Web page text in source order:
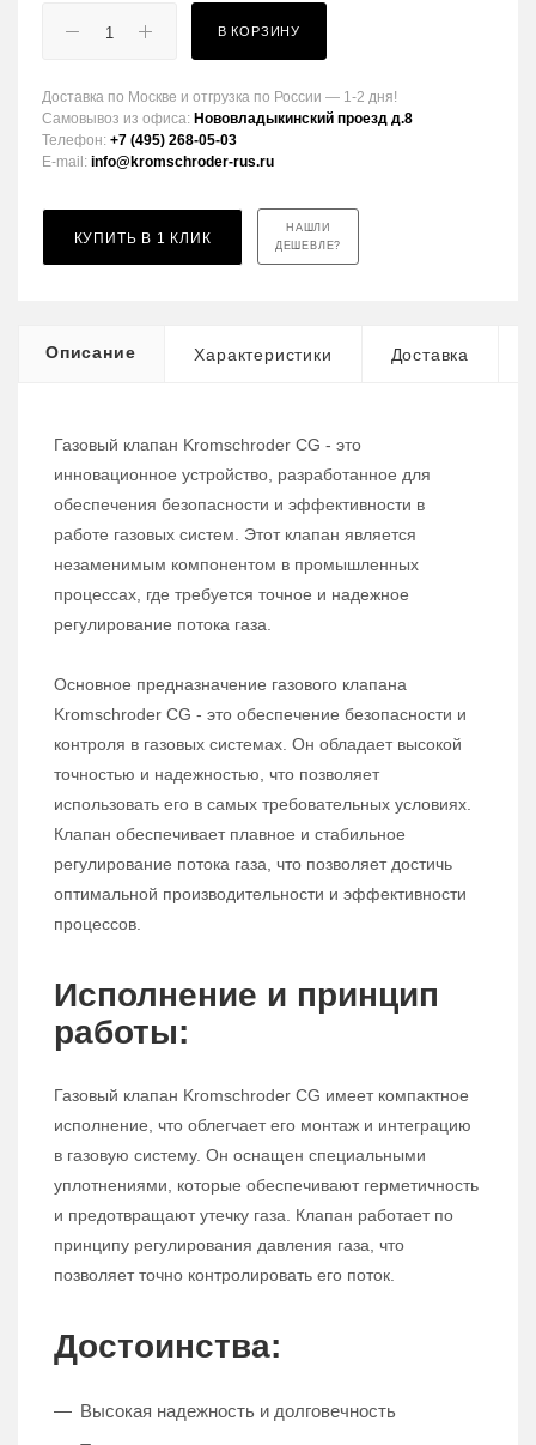
В КОРЗИНУ
Доставка по Москве и отгрузка по России — 1-2 дня!
Самовывоз из офиса: Нововладыкинский проезд д.8
Телефон: +7 (495) 268-05-03
E-mail: info@kromschroder-rus.ru
КУПИТЬ В 1 КЛИК
НАШЛИ
ДЕШЕВЛЕ?
Описание Характеристики Доставка
Газовый клапан Kromschroder CG - это
инновационное устройство, разработанное для
обеспечения безопасности и эффективности в
работе газовых систем. Этот клапан является
незаменимым компонентом в промышленных
процессах, где требуется точное и надежное
регулирование потока газа.
Основное предназначение газового клапана
Kromschroder CG - это обеспечение безопасности и
контроля в газовых системах. Он обладает высокой
точностью и надежностью, что позволяет
использовать его в самых требовательных условиях.
Клапан обеспечивает плавное и стабильное
регулирование потока газа, что позволяет достичь
оптимальной производительности и эффективности
процессов.
Исполнение и принцип
работы:
Газовый клапан Kromschroder CG имеет компактное
исполнение, что облегчает его монтаж и интеграцию
в газовую систему. Он оснащен специальными
уплотнениями, которые обеспечивают герметичность
и предотвращают утечку газа. Клапан работает по
принципу регулирования давления газа, что
позволяет точно контролировать его поток.
Достоинства:
Высокая надежность и долговечность